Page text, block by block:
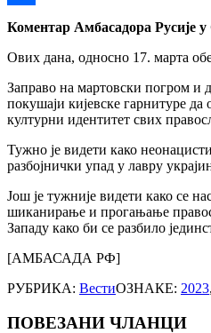
Link
Share
Коментар Амбасадора Русије
Ових дана, односно 17. марта
Заправо на мартовски погром и
покушаји кијевске гарнитуре да
културни идентитет свих
Тужно је видети како
разбојнички упад у лавру
Још је тужније видети како се
шиканирање и прогањање
Западу како би се разбило
[АМБАСАДА РФ]
РУБРИКА: ВестиОЗНАКЕ: 2023,
ПОВЕЗАНИ ЧЛАНЦИ